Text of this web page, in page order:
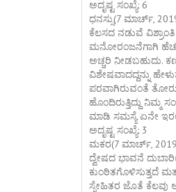
ಅದೃಷ್ಟ ಸಂಖ್ಯೆ: 6
ಧನಸ್ಸು(7 ಮಾರ್ಚ್,
ಕೆಲಸದ ನಡುವೆ
ಮನೋರಂಜನೆಗಾಗಿ
ಅಚ್ಚರಿ ನೀಡಬಹುದು.
ವಿಶೇಷವಾದದ್ದನ್ನು
ಪರವಾಗಿರುವಂತೆ
ಹೊಂದಿರುತ್ತಿದ್ದು ನಿಮ್ಮ
ಮಾಡಿ ಸಮಸ್ಯೆ ಏನೇ
ಅದೃಷ್ಟ ಸಂಖ್ಯೆ: 3
ಮಕರ(7 ಮಾರ್ಚ್,
ದ್ವೇಷದ ಭಾವನೆ
ಕುಂಠಿತಗೊಳಿಸುತ್ತದೆ
ಸ್ನೇಹಿತರ ಜೊತೆ ಕೆಲವು